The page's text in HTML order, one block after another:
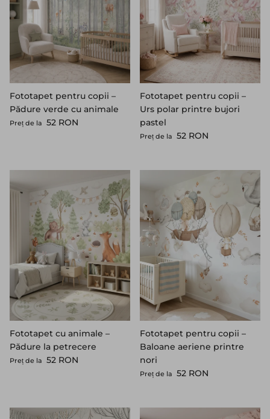
Fototapet pentru copii –
Pădure verde cu animale
Preț standard
Preț de la 52 RON
Fototapet pentru copii –
Urs polar printre bujori
pastel
Preț standard
Preț de la 52 RON
Fototapet cu animale –
Pădure la petrecere
Preț standard
Preț de la 52 RON
Fototapet pentru copii –
Baloane aeriene printre
nori
Preț standard
Preț de la 52 RON